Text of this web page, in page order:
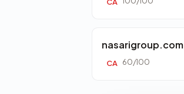
nasarigroup.com
CA 60/100